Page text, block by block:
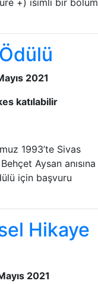
+) isimli bir bölüm
2021
katılabilir
1993’te Sivas
Aysan anısına
için başvuru
Hikaye
2021